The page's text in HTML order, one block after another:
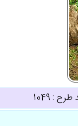
طرح :1049